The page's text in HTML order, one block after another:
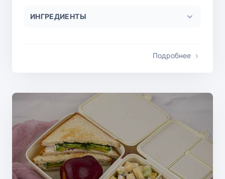
ИНГРЕДИЕНТЫ
Подробнее